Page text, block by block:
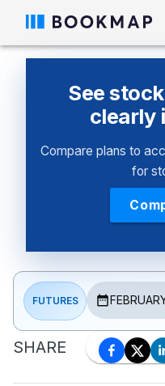
See
clearly
Compare plans to
for
FUTURES
SHARE